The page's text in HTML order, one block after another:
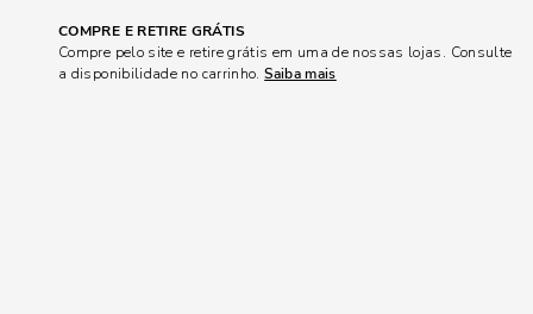
COMPRE E RETIRE GRÁTIS
Compre pelo site e retire grátis em uma de nossas lojas. Consulte
a disponibilidade no carrinho.Saiba mais